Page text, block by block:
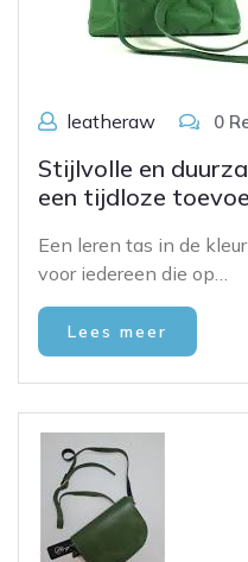
leatheraw 0
Stijlvolle en
een tijdloze
Een leren tas in de
voor iedereen die op…
Lees meer